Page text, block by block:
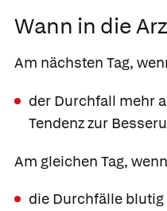
Wann in die
Am nächsten Tag,
der Durchfall mehr
Tendenz zur
Am gleichen Tag, wenn
die Durchfälle